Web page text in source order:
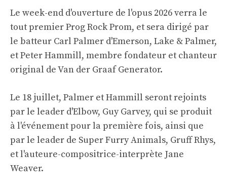
Le week-end d'ouverture de l'opus 2026 verra le
tout premier Prog Rock Prom, et sera dirigé par
le batteur Carl Palmer d'Emerson, Lake & Palmer,
et Peter Hammill, membre fondateur et chanteur
original de Van der Graaf Generator.
Le 18 juillet, Palmer et Hammill seront rejoints
par le leader d'Elbow, Guy Garvey, qui se produit
à l'événement pour la première fois, ainsi que
par le leader de Super Furry Animals, Gruff Rhys,
et l'auteure-compositrice-interprète Jane
Weaver.